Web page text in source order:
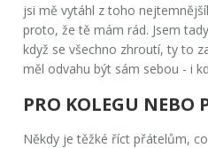
jsi mě vytáhl z toho
proto, že tě mám rád. Jsem
když se všechno zhroutí, ty to
měl odvahu být sám sebou - i
PRO KOLEGU NEBO
Někdy je těžké říct přátelům,